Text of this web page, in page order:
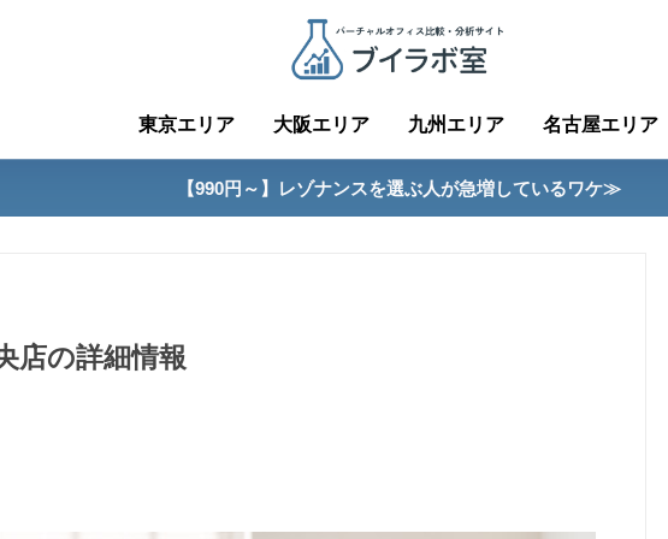
東京エリア 大阪エリア 九州エリア 名古屋エリア
【990円～】レゾナンスを選ぶ人が急増しているワケ≫
店の詳細情報